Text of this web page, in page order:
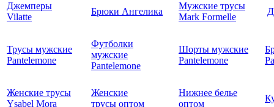
Джемперы
Vilatte
Брюки Ангелика
Мужские трусы
Mark Formelle
Трусы мужские
Pantelemone
Футболки
мужские
Pantelemone
Шорты мужские
Pantelemone
Женские трусы
Ysabel Mora
Женские
трусы оптом
Нижнее белье
оптом